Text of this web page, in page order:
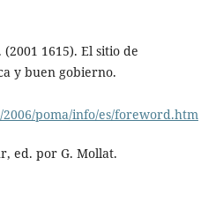
(2001 1615). El sitio de
y buen gobierno.
poma/info/es/foreword.htm
ed. por G. Mollat.